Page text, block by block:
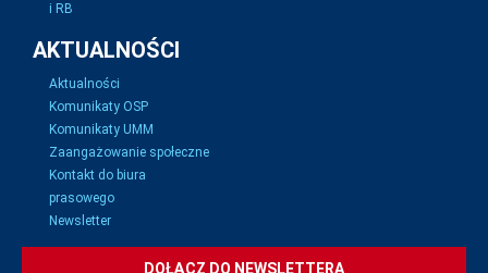
i RB
AKTUALNOŚCI
Aktualności
Komunikaty OSP
Komunikaty UMM
Zaangażowanie społeczne
Kontakt do biura
prasowego
Newsletter
DOŁĄCZ DO NEWSLETTERA